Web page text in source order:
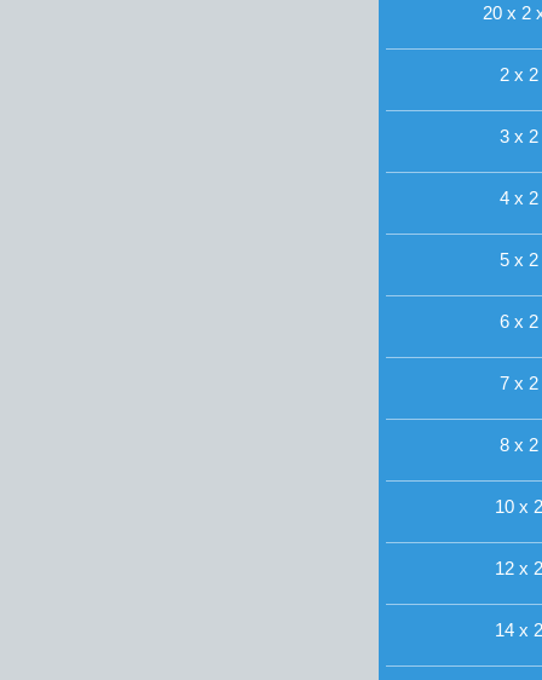
20 x 2
2 x
3 x
4 x
5 x
6 x
7 x
8 x
10 x
12 x
14 x